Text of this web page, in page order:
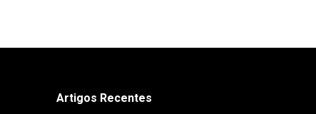
Artigos Recentes